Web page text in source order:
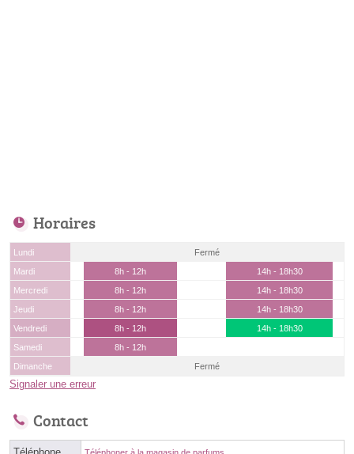
Horaires
Lundi
Fermé
Mardi
8h - 12h
14h - 18h30
Mercredi
8h - 12h
14h - 18h30
Jeudi
8h - 12h
14h - 18h30
Vendredi
8h - 12h
14h - 18h30
Samedi
8h - 12h
Dimanche
Fermé
Signaler une erreur
Contact